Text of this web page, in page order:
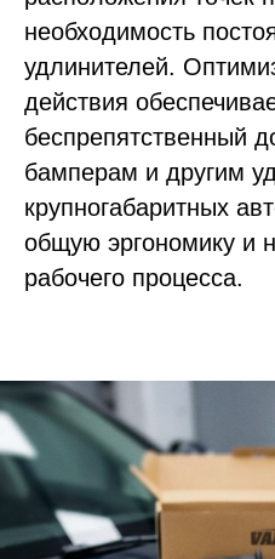
необходимость
удлинителей.
действия
беспрепятственный
бамперам и другим
крупногабаритных
общую эргономику и
рабочего процесса.